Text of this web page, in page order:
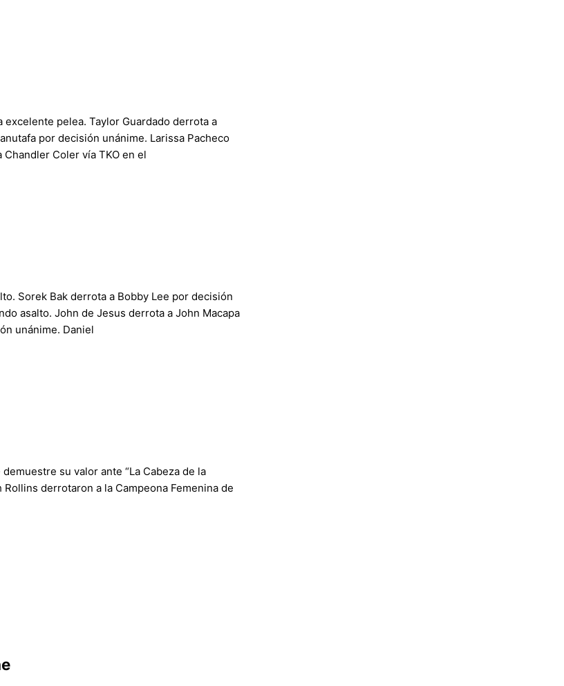
pelea. Taylor Guardado derrota a
por decisión unánime. Larissa Pacheco
Coler vía TKO en el
Sorek Bak derrota a Bobby Lee por decisión
asalto. John de Jesus derrota a John Macapa
unánime. Daniel
su valor ante “La Cabeza de la
Rollins derrotaron a la Campeona Femenina de